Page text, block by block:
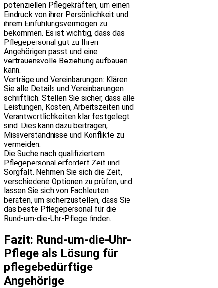
potenziellen Pflegekräften, um einen
Eindruck von ihrer Persönlichkeit und
ihrem Einfühlungsvermögen zu
bekommen. Es ist wichtig, dass das
Pflegepersonal gut zu Ihren
Angehörigen passt und eine
vertrauensvolle Beziehung aufbauen
kann.
Verträge und Vereinbarungen: Klären
Sie alle Details und Vereinbarungen
schriftlich. Stellen Sie sicher, dass alle
Leistungen, Kosten, Arbeitszeiten und
Verantwortlichkeiten klar festgelegt
sind. Dies kann dazu beitragen,
Missverständnisse und Konflikte zu
vermeiden.
Die Suche nach qualifiziertem
Pflegepersonal erfordert Zeit und
Sorgfalt. Nehmen Sie sich die Zeit,
verschiedene Optionen zu prüfen, und
lassen Sie sich von Fachleuten
beraten, um sicherzustellen, dass Sie
das beste Pflegepersonal für die
Rund-um-die-Uhr-Pflege finden.
Fazit: Rund-um-die-Uhr-
Pflege als Lösung für
pflegebedürftige
Angehörige